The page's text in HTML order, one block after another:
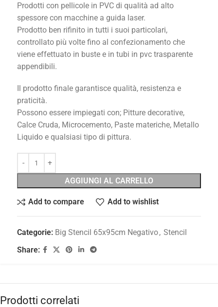
Prodotti con pellicole in PVC di qualità ad alto
spessore con macchine a guida laser.
Prodotto ben rifinito in tutti i suoi particolari,
controllato più volte fino al confezionamento che
viene effettuato in buste e in tubi in pvc trasparente
appendibili.
Il prodotto finale garantisce qualità, resistenza e
praticità.
Possono essere impiegati con; Pitture decorative,
Calce Cruda, Microcemento, Paste materiche, Metallo
Liquido e qualsiasi tipo di pittura.
AGGIUNGI AL CARRELLO
Add to compare Add to wishlist
Categorie: Big Stencil 65x95cm Negativo, Stencil
Share:
Prodotti correlati